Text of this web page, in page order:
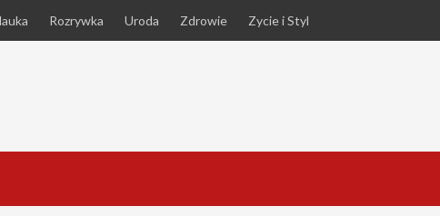
Rozrywka Uroda Zdrowie Zycie i Styl